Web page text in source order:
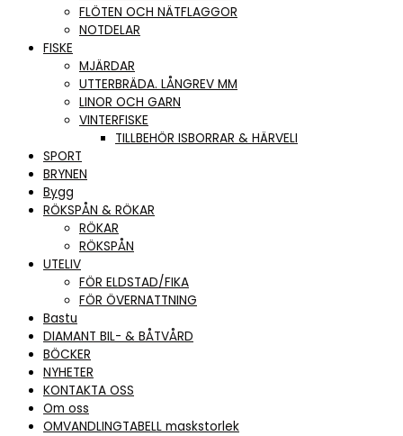
FLÖTEN OCH NÄTFLAGGOR
NOTDELAR
FISKE
MJÄRDAR
UTTERBRÄDA. LÅNGREV MM
LINOR OCH GARN
VINTERFISKE
TILLBEHÖR ISBORRAR & HÄRVELI
SPORT
BRYNEN
Bygg
RÖKSPÅN & RÖKAR
RÖKAR
RÖKSPÅN
UTELIV
FÖR ELDSTAD/FIKA
FÖR ÖVERNATTNING
Bastu
DIAMANT BIL- & BÅTVÅRD
BÖCKER
NYHETER
KONTAKTA OSS
Om oss
OMVANDLINGTABELL maskstorlek